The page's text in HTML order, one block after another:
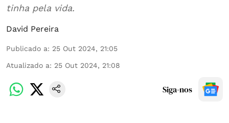
tinha pela vida.
David Pereira
Publicado a: 25 Out 2024, 21:05
Atualizado a: 25 Out 2024, 21:08
Siga-nos